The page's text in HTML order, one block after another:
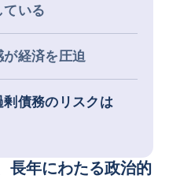
ている
経済を圧迫
債務のリスクは
長年にわたる政治的